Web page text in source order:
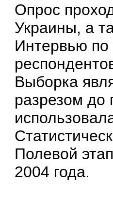
Опрос
Украины, а
Интервью по
Выборка
разрезом до
Полевой
2004 года.